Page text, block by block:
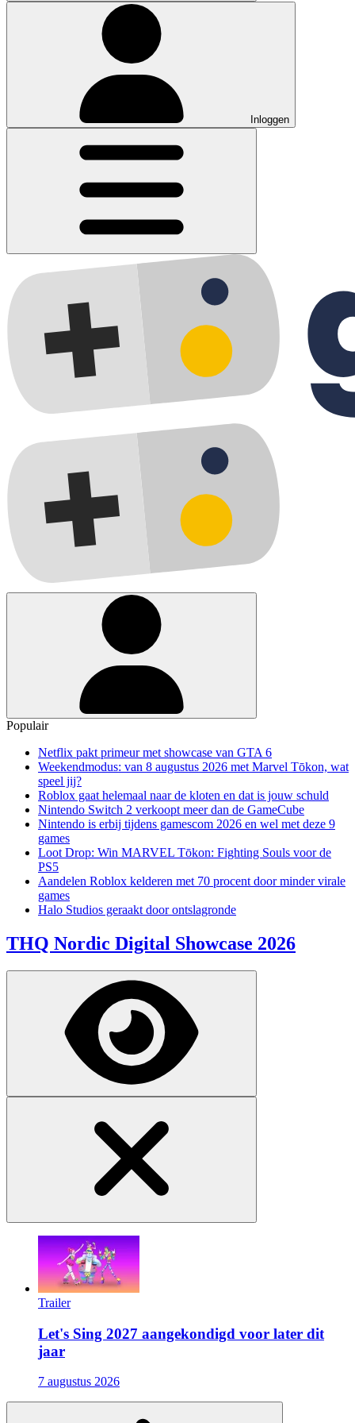
Inloggen
Populair
Netflix pakt primeur met showcase van GTA 6
Weekendmodus: van 8 augustus 2026 met Marvel Tōkon, wat
speel jij?
Roblox gaat helemaal naar de kloten en dat is jouw schuld
Nintendo Switch 2 verkoopt meer dan de GameCube
Nintendo is erbij tijdens gamescom 2026 en wel met deze 9
games
Loot Drop: Win MARVEL Tōkon: Fighting Souls voor de
PS5
Aandelen Roblox kelderen met 70 procent door minder virale
games
Halo Studios geraakt door ontslagronde
THQ Nordic Digital Showcase 2026
Trailer
Let's Sing 2027 aangekondigd voor later dit
jaar
7 augustus 2026